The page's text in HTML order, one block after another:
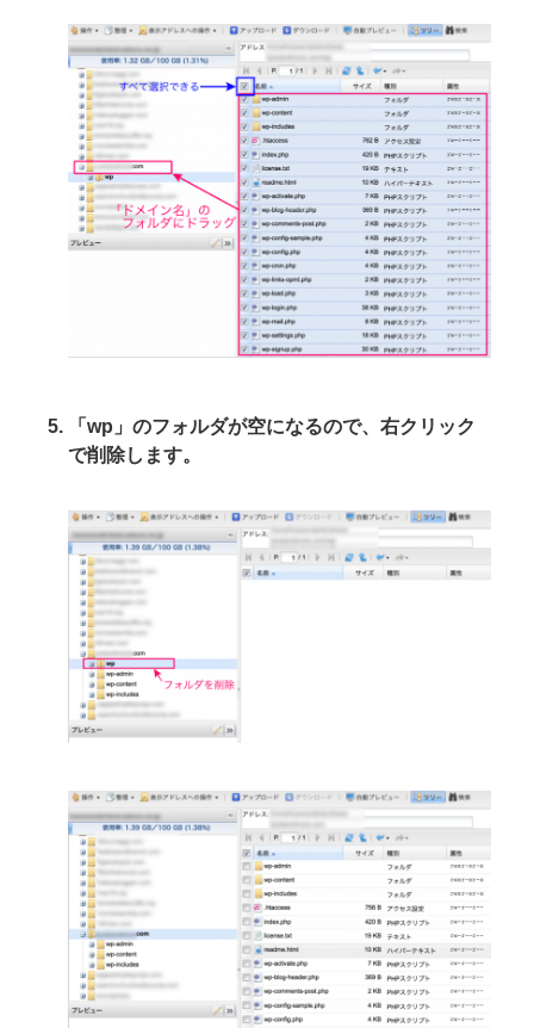
「wp」のフォルダが空になるので、右クリック
で削除します。